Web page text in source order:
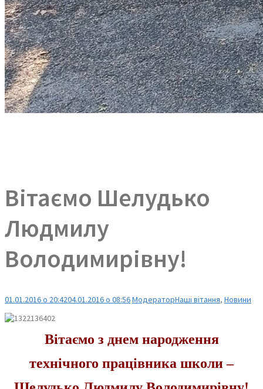
Вітаємо Шелудько
Людмилу
Володимирівну!
01.01.2016 о 20:4204.01.2016 о 08:56МодераторНаші вітання, Новини
Вітаємо з днем народження
технічного працівника школи –